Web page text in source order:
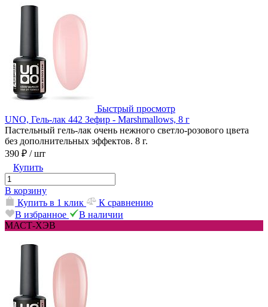
Быстрый просмотр
UNO, Гель-лак 442 Зефир - Marshmallows, 8 г
Пастельный гель-лак очень нежного светло-розового цвета
без дополнительных эффектов. 8 г.
390 ₽ / шт
Купить
В корзину
Купить в 1 клик
К сравнению
В избранное
В наличии
МАСТ-ХЭВ